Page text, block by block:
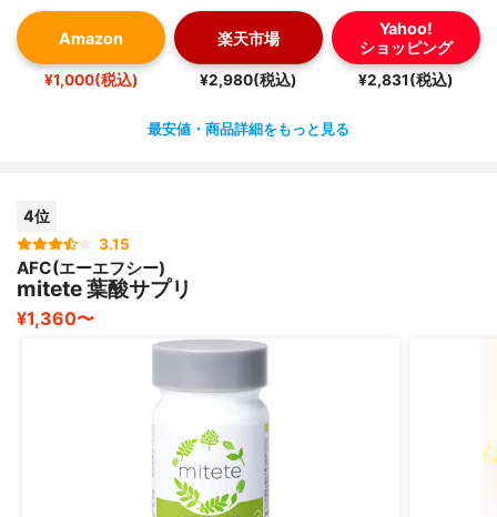
Amazon
¥1,000(税込)
楽天市場
¥2,980(税込)
Yahoo!
ショッピング
¥2,831(税込)
最安値・商品詳細をもっと見る
4位
3.15
AFC(エーエフシー)
mitete 葉酸サプリ
¥1,360〜